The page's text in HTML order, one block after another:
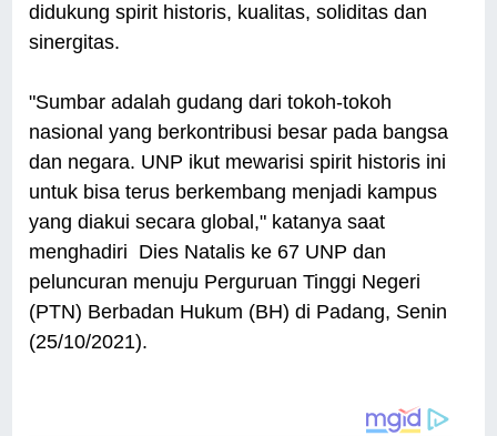
didukung spirit historis, kualitas, soliditas dan
sinergitas.
"Sumbar adalah gudang dari tokoh-tokoh
nasional yang berkontribusi besar pada bangsa
dan negara. UNP ikut mewarisi spirit historis ini
untuk bisa terus berkembang menjadi kampus
yang diakui secara global," katanya saat
menghadiri Dies Natalis ke 67 UNP dan
peluncuran menuju Perguruan Tinggi Negeri
(PTN) Berbadan Hukum (BH) di Padang, Senin
(25/10/2021).